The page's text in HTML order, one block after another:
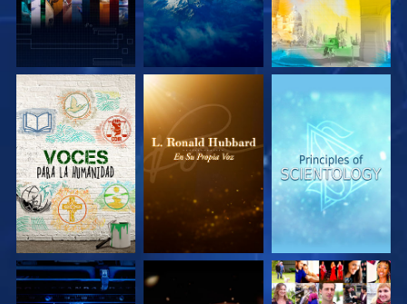
EXPLORA LAS
SERIES
EXPLORA LAS
SERIES
EXPLORA LAS
SERIES